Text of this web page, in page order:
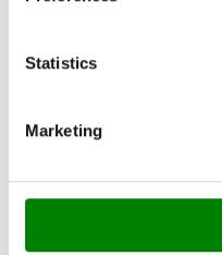
Statistics
Marketing